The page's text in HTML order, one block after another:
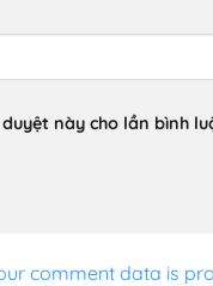
này cho lần bình
comment data is